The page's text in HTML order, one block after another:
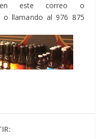
en este correo o
o llamando al 976 875